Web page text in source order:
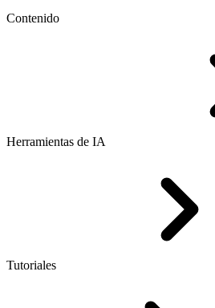
Contenido
Herramientas de IA
Tutoriales